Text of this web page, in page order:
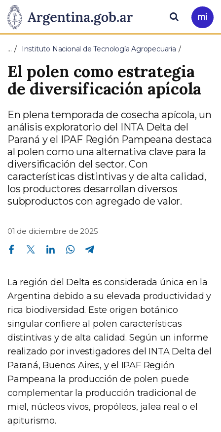
Presidencia
de
la
Nación
Pasar al contenido principal
Ir
a
Buscar
… Instituto Nacional de Tecnología Agropecuaria
El polen como estrategia
de diversificación apícola
En plena temporada de cosecha apícola, un
análisis exploratorio del INTA Delta del
Paraná y el IPAF Región Pampeana destaca
al polen como una alternativa clave para la
diversificación del sector. Con
características distintivas y de alta calidad,
los productores desarrollan diversos
subproductos con agregado de valor.
01 de diciembre de 2025
Compartir en Facebook Compartir en Twitter Compartir en Linkedin Compartir en Whatsapp
La región del Delta es considerada única en la
Argentina debido a su elevada productividad y
rica biodiversidad. Este origen botánico
singular confiere al polen características
distintivas y de alta calidad. Según un informe
realizado por investigadores del INTA Delta del
Paraná, Buenos Aires, y el IPAF Región
Pampeana la producción de polen puede
complementar la producción tradicional de
miel, núcleos vivos, propóleos, jalea real o el
apiturismo.